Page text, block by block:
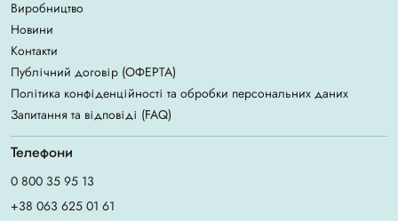
Виробництво
Новини
Контакти
Публічний договір (ОФЕРТА)
Політика конфіденційності та обробки персональних даних
Запитання та відповіді (FAQ)
Телефони
0 800 35 95 13
+38 063 625 01 61